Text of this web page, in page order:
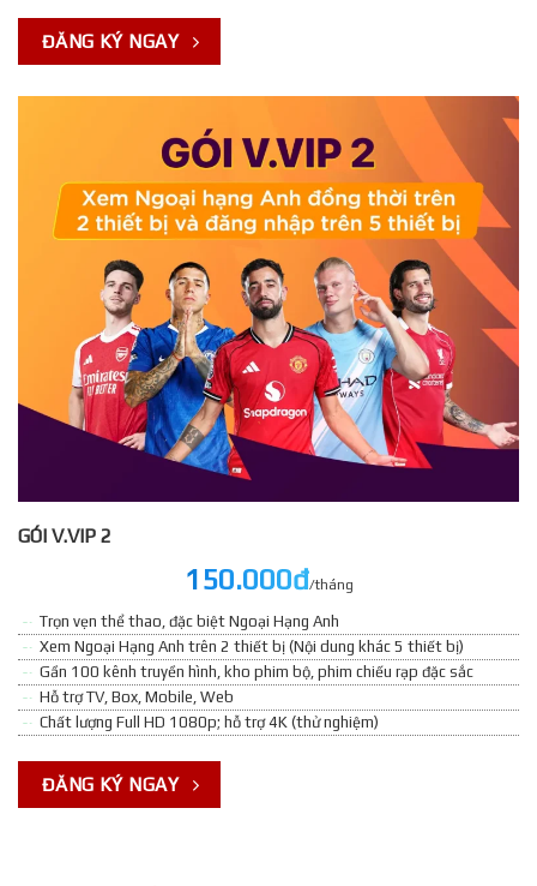
ĐĂNG KÝ NGAY
GÓI V.VIP 2
150.000đ/tháng
Trọn vẹn thể thao, đặc biệt Ngoại Hạng Anh
Xem Ngoại Hạng Anh trên 2 thiết bị (Nội dung khác 5 thiết bị)
Gần 100 kênh truyền hình, kho phim bộ, phim chiếu rạp đặc sắc
Hỗ trợ TV, Box, Mobile, Web
Chất lượng Full HD 1080p; hỗ trợ 4K (thử nghiệm)
ĐĂNG KÝ NGAY